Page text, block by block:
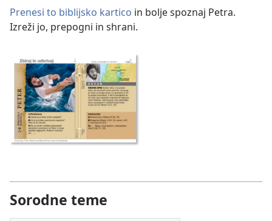
Prenesi to biblijsko kartico in bolje spoznaj Petra.
Izreži jo, prepogni in shrani.
Sorodne teme